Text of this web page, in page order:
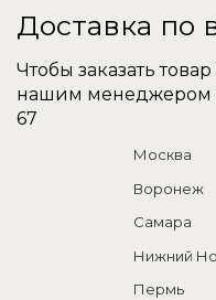
Доставка по
Чтобы заказать
нашим менеджером
67
Москва
Воронеж
Самара
Нижний
Пермь